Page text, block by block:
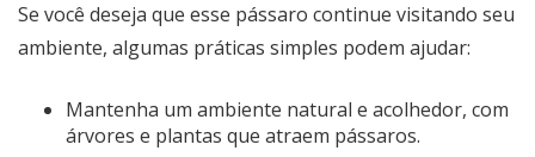
Se você deseja que esse pássaro continue visitando seu
ambiente, algumas práticas simples podem ajudar:
Mantenha um ambiente natural e acolhedor, com
árvores e plantas que atraem pássaros.